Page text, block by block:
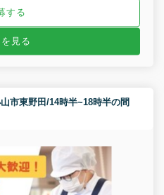
する
見る
市東野田/14時半~18時半の間